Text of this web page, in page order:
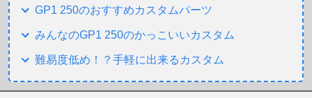
GP1 250のおすすめカスタムパーツ
みんなのGP1 250のかっこいいカスタム
難易度低め！？手軽に出来るカスタム